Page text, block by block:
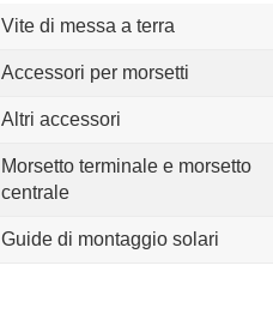
Vite di messa a terra
Accessori per morsetti
Altri accessori
Morsetto terminale e morsetto
centrale
Guide di montaggio solari